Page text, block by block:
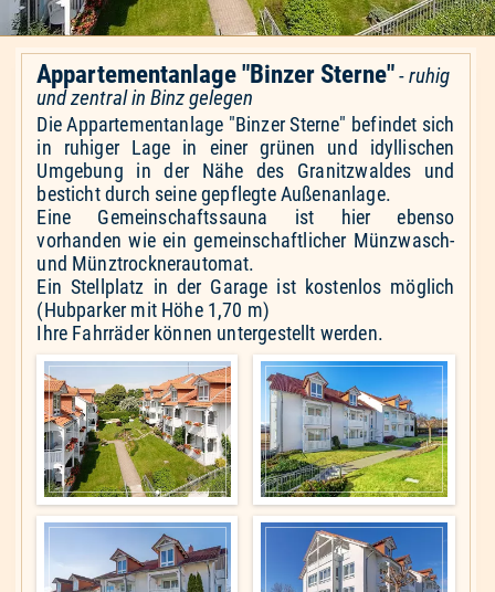
Appartementanlage "Binzer Sterne"-ruhig
und zentral in Binz gelegen
Die Appartementanlage "Binzer Sterne" befindet sich
in ruhiger Lage in einer grünen und idyllischen
Umgebung in der Nähe des Granitzwaldes und
besticht durch seine gepflegte Außenanlage.
Eine Gemeinschaftssauna ist hier ebenso
vorhanden wie ein gemeinschaftlicher Münzwasch-
und Münztrocknerautomat.
Ein Stellplatz in der Garage ist kostenlos möglich
(Hubparker mit Höhe 1,70 m)
Ihre Fahrräder können untergestellt werden.